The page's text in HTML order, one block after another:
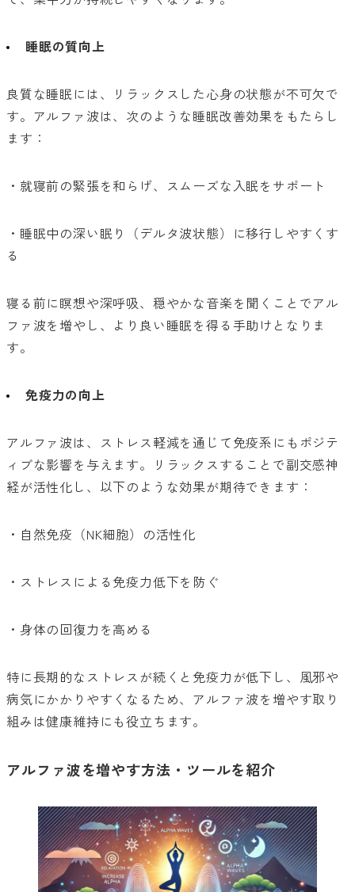
睡眠の質向上
良質な睡眠には、リラックスした心身の状態が不可欠で
す。アルファ波は、次のような睡眠改善効果をもたらし
ます：
・就寝前の緊張を和らげ、スムーズな入眠をサポート
・睡眠中の深い眠り（デルタ波状態）に移行しやすくす
る
寝る前に瞑想や深呼吸、穏やかな音楽を聞くことでアル
ファ波を増やし、より良い睡眠を得る手助けとなりま
す。
免疫力の向上
アルファ波は、ストレス軽減を通じて免疫系にもポジテ
ィブな影響を与えます。リラックスすることで副交感神
経が活性化し、以下のような効果が期待できます：
・自然免疫（NK細胞）の活性化
・ストレスによる免疫力低下を防ぐ
・身体の回復力を高める
特に長期的なストレスが続くと免疫力が低下し、風邪や
病気にかかりやすくなるため、アルファ波を増やす取り
組みは健康維持にも役立ちます。
アルファ波を増やす方法・ツールを紹介